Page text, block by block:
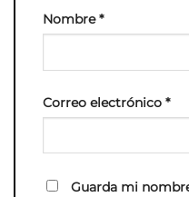
Nombre*
Correo electrónico *
Guarda mi